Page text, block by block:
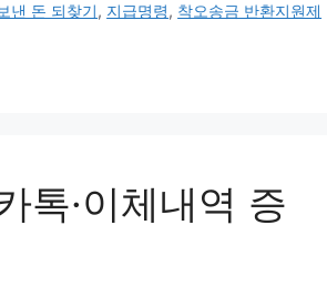
낸 돈 되찾기, 지급명령, 착오송금 반환지원제
톡·이체내역 증